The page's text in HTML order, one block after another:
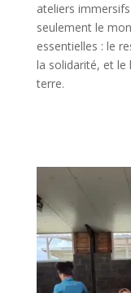
ateliers
seulement le
essentielles : le
la solidarité, et le
terre.